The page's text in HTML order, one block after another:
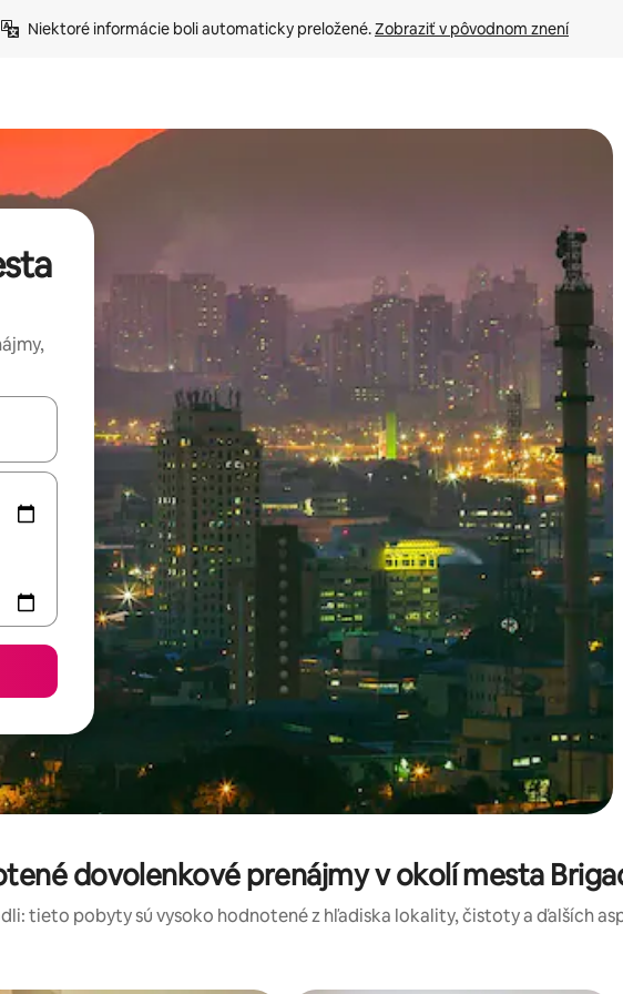
Niektoré informácie boli automaticky preložené. Zobraziť v pôvodnom znení
pomocou klávesov so šípkami nahor a nadol alebo ich preskúmať
dovolenkové prenájmy v okolí mesta
tieto pobyty sú vysoko hodnotené z hľadiska lokality, čistoty a ďalších